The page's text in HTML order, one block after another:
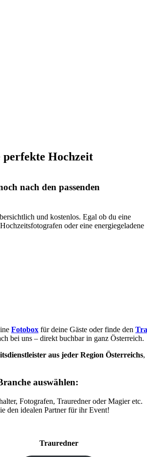
perfekte Hochzeit
nach den passenden
und kostenlos. Egal ob du eine
oder eine energiegeladene
Fotobox für deine Gäste oder finde den
bei uns – direkt buchbar in ganz Österreich.
aus jeder Region Österreichs,
auswählen:
Fotografen, Trauredner oder Magier etc.
den idealen Partner für ihr Event!
Trauredner